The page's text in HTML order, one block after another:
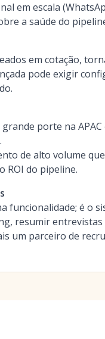
em escala
a saúde do
em cotação,
pode exigir
grande porte na
de alto volume
ROI do pipeline.
funcionalidade; é o
resumir
um parceiro de